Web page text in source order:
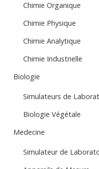
Chimie Organique
Chimie Physique
Chimie Analytique
Chimie Industrielle
Biologie
Simulateurs de
Biologie Végétale
Medecine
Simulateur de